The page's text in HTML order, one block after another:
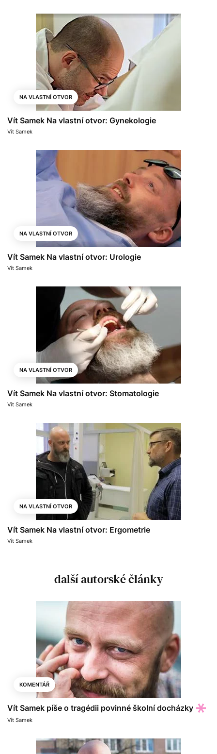
NA VLASTNÍ OTVOR
Vít Samek Na vlastní otvor: Gynekologie
Vít Samek
NA VLASTNÍ OTVOR
Vít Samek Na vlastní otvor: Urologie
Vít Samek
NA VLASTNÍ OTVOR
Vít Samek Na vlastní otvor: Stomatologie
Vít Samek
NA VLASTNÍ OTVOR
Vít Samek Na vlastní otvor: Ergometrie
Vít Samek
další autorské články
KOMENTÁŘ
Vít Samek píše o tragédii povinné školní docházky
Vít Samek